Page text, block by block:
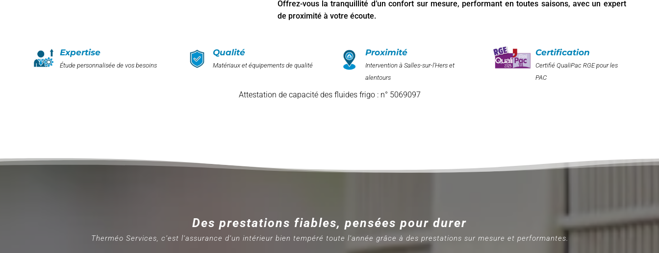
Offrez-vous la tranquillité d’un confort sur mesure, performant en toutes saisons, avec un expert
de proximité à votre écoute.
Expertise
Étude personnalisée de vos besoins
Qualité
Matériaux et équipements de qualité
Proximité
Intervention à Salles-sur-l’Hers et
alentours
Certification
Certifié QualiPac RGE pour les
PAC
Attestation de capacité des fluides frigo : n° 5069097
Des prestations fiables, pensées pour durer
Therméo Services, c’est l’assurance d’un intérieur bien tempéré toute l’année grâce à des prestations sur mesure et performantes.